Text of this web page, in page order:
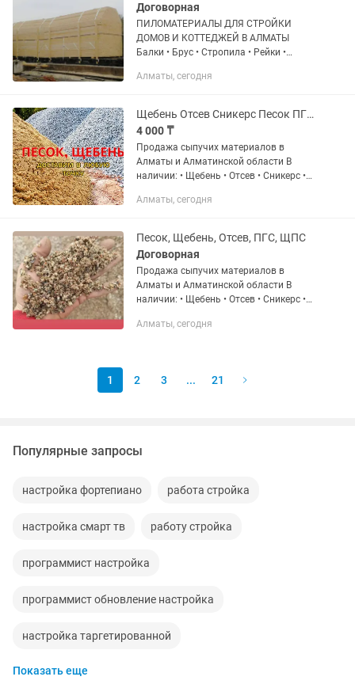
Договорная
ПИЛОМАТЕРИАЛЫ ДЛЯ СТРОЙКИ
ДОМОВ И КОТТЕДЖЕЙ В АЛМАТЫ
Балки • Брус • Стропила • Рейки •
строительства из качественной сосны.
обрабатывается для вас...
Алматы, сегодня
Щебень Отсев Сникерс Песок ПГС ГШС ЩПС Камень Гравий Уголь Окатыш Чернозем
4 000 ₸
Продажа сыпучих материалов в
Алматы и Алматинской области В
наличии: • Щебень • Отсев • Сникерс •
Глина • Грунт • Чернозём • Гравий и
Алматы, сегодня
Песок, Щебень, Отсев, ПГС, ЩПС
Договорная
Продажа сыпучих материалов в
Алматы и Алматинской области В
наличии: • Щебень • Отсев • Сникерс •
Глина • Грунт • Чернозём • Гравий и
Алматы, сегодня
1 2 3 ... 21
Популярные запросы
настройка фортепиано работа стройка
настройка смарт тв работу стройка
программист настройка
программист обновление настройка
настройка таргетированной
программист установка настройка
Показать еще